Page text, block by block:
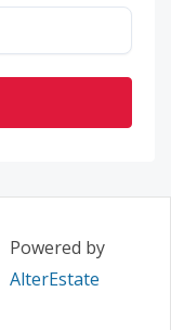
Powered by
AlterEstate